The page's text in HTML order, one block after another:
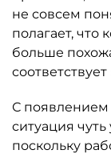
не совсем
полагает,
больше
С появлением
ситуация
поскольку